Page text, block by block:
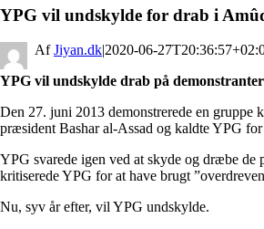
YPG vil undskylde for drab i
By Jiyan.dk|2020-06-
YPG vil undskylde drab på
Den 27. juni 2013 demonstrerede en gruppe
præsident Bashar al-Assad og kaldte YPG for
YPG svarede igen ved at skyde og dræbe de
kritiserede YPG for at have brugt
Nu, syv år efter, vil YPG undskylde.